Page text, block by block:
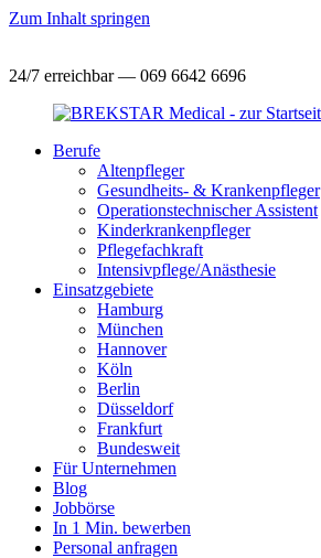
Zum Inhalt springen
24/7 erreichbar — 069 6642 6696
Berufe
Altenpfleger
Gesundheits- & Krankenpfleger
Operationstechnischer Assistent
Kinderkrankenpfleger
Pflegefachkraft
Intensivpflege/Anästhesie
Einsatzgebiete
Hamburg
München
Hannover
Köln
Berlin
Düsseldorf
Frankfurt
Bundesweit
Für Unternehmen
Blog
Jobbörse
In 1 Min. bewerben
Personal anfragen